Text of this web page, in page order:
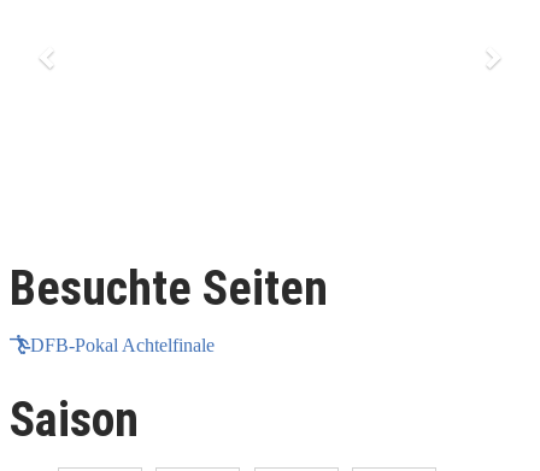
Besuchte Seiten
DFB-Pokal Achtelfinale
Saison